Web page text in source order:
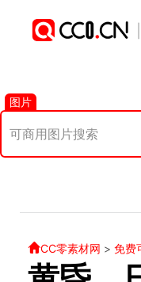
图片
CC零素材网 > 免费